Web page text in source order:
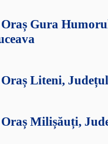
Gura
Liteni,
Milișăuți,